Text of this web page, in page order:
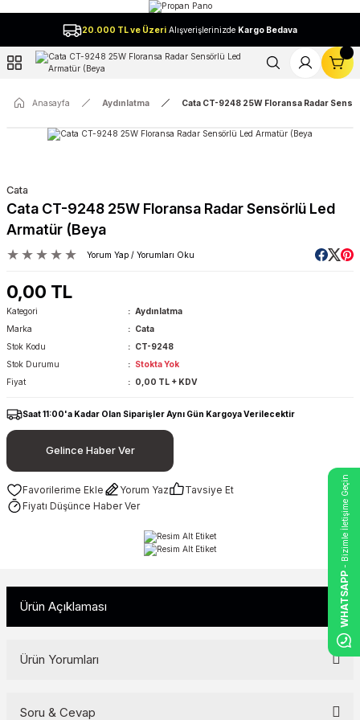
20.000 TL ve Üzeri Alışverişlerinizde Kargo Bedava
Anasayfa Aydınlatma Cata CT-9248 25W Floransa Radar
Cata
Cata CT-9248 25W Floransa Radar Sensörlü Led
Armatür (Beya
Yorum Yap / Yorumları Oku
0,00 TL
Kategori
Aydınlatma
Marka
Cata
Stok Kodu
CT-9248
Stok Durumu
Stokta Yok
Fiyat
0,00 TL + KDV
Saat 11:00'a Kadar Olan Siparişler Aynı Gün Kargoya Verilecektir
Gelince Haber Ver
Yorum Yaz
Tavsiye Et
Fiyatı Düşünce Haber Ver
Ürün Açıklaması
Ürün Yorumları
Soru & Cevap
WHATSAPP
- Bizimle İletişime Geçin